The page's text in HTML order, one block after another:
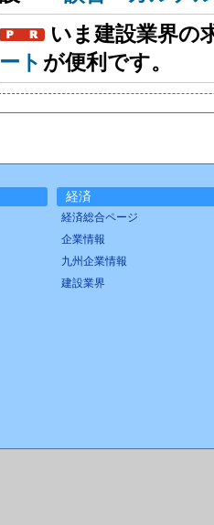
いま建設業界の
ート が便利です。
経済
経済総合ページ
企業情報
九州企業情報
建設業界